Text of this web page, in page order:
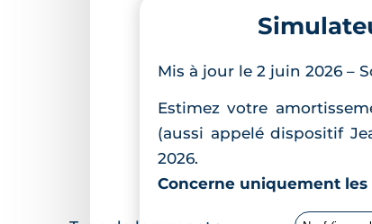
Mis à jour le 2 juin 2026 –
Estimez votre
(aussi appelé dispositif
2026.
Concerne uniquement